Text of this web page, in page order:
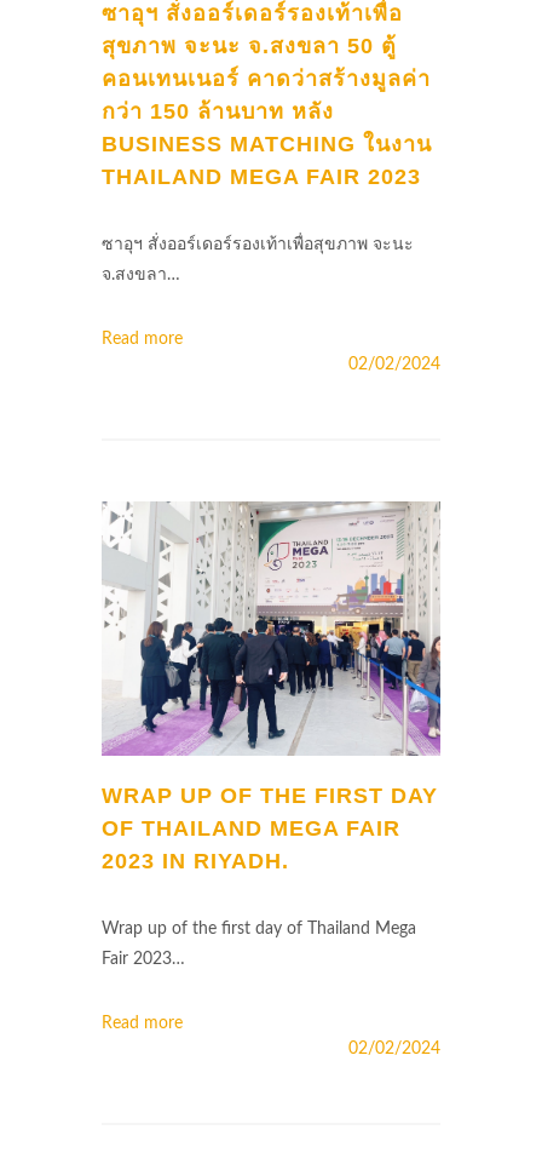
ซาอุฯ สั่งออร์เดอร์รองเท้าเพื่อ
สุขภาพ จะนะ จ.สงขลา 50 ตู้
คอนเทนเนอร์ คาดว่าสร้างมูลค่า
กว่า 150 ล้านบาท หลัง
BUSINESS MATCHING ในงาน
THAILAND MEGA FAIR 2023
ซาอุฯ สั่งออร์เดอร์รองเท้าเพื่อสุขภาพ จะนะ
จ.สงขลา…
Read more
02/02/2024
WRAP UP OF THE FIRST DAY
OF THAILAND MEGA FAIR
2023 IN RIYADH.
Wrap up of the first day of Thailand Mega
Fair 2023…
Read more
02/02/2024